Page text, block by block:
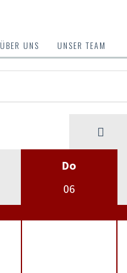
ÜBER UNS UNSER TEAM
Do
06